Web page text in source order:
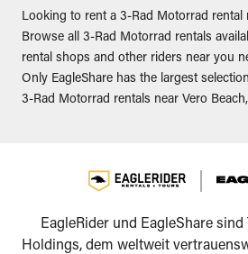
Looking to rent a 3-Rad Motorrad rental
Browse all 3-Rad Motorrad rentals
rental shops and other riders near you
Only EagleShare has the largest
3-Rad Motorrad rentals near Vero
EagleRider und EagleShare sind
Holdings, dem weltweit